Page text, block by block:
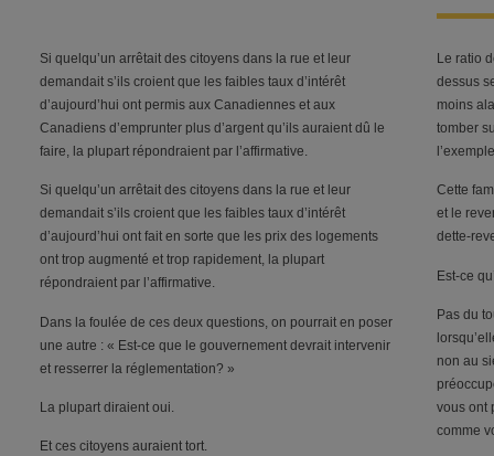
Si quelqu’un arrêtait des citoyens dans la rue et leur
demandait s’ils croient que les faibles taux d’intérêt
d’aujourd’hui ont permis aux Canadiennes et aux
Canadiens d’emprunter plus d’argent qu’ils auraient dû le
faire, la plupart répondraient par l’affirmative.
Si quelqu’un arrêtait des citoyens dans la rue et leur
demandait s’ils croient que les faibles taux d’intérêt
d’aujourd’hui ont fait en sorte que les prix des logements
ont trop augmenté et trop rapidement, la plupart
répondraient par l’affirmative.
Dans la foulée de ces deux questions, on pourrait en poser
une autre : « Est-ce que le gouvernement devrait intervenir
et resserrer la réglementation? »
La plupart diraient oui.
Et ces citoyens auraient tort.
Le ratio
dessus
moins
tomber
Cette
et le
dette-
Est-ce
Pas du
non au
vous ont
comme